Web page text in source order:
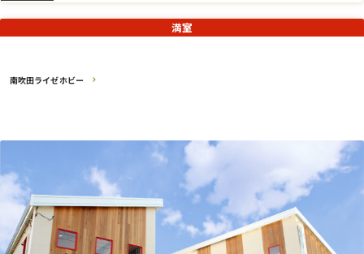
南吹田ライゼホビー
満室